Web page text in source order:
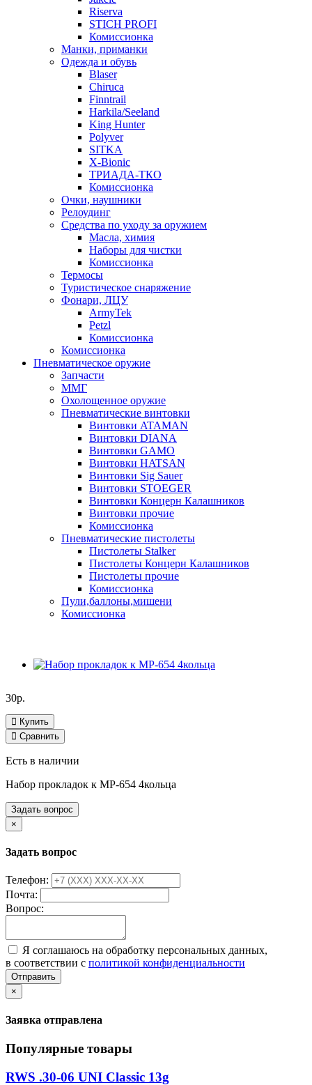
Riserva
STICH PROFI
Комиссионка
Манки, приманки
Одежда и обувь
Blaser
Chiruca
Finntrail
Harkila/Seeland
King Hunter
Polyver
SITKA
X-Bionic
ТРИАДА-ТКО
Комиссионка
Очки, наушники
Релоудинг
Средства по уходу за оружием
Масла, химия
Наборы для чистки
Комиссионка
Термосы
Туристическое снаряжение
Фонари, ЛЦУ
ArmyTek
Petzl
Комиссионка
Комиссионка
Пневматическое оружие
Запчасти
ММГ
Охолощенное оружие
Пневматические винтовки
Винтовки ATAMAN
Винтовки DIANA
Винтовки GAMO
Винтовки HATSAN
Винтовки Sig Sauer
Винтовки STOEGER
Винтовки Концерн Калашников
Винтовки прочие
Комиссионка
Пневматические пистолеты
Пистолеты Stalker
Пистолеты Концерн Калашников
Пистолеты прочие
Комиссионка
Пули,баллоны,мишени
Комиссионка
30р.
Купить
Сравнить
Есть в наличии
Набор прокладок к МР-654 4кольца
Задать вопрос
×
Задать вопрос
Телефон:
Почта:
Вопрос:
Я соглашаюсь на обработку персональных данных,
в соответствии с политикой конфиденциальности
Отправить
×
Заявка отправлена
Популярные товары
RWS .30-06 UNI Classic 13g